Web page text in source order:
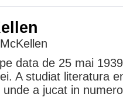
data de 25 mai
A studiat literatura
unde a jucat in